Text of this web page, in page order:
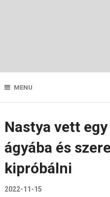
MENU
Nastya vett
ágyába és
kipróbálni
2022-11-15